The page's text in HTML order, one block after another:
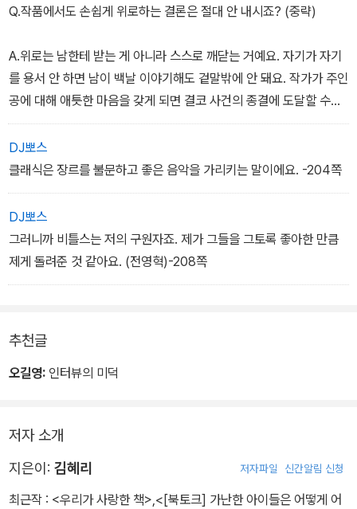
것이겠죠.-79쪽
Q.작품에서도 손쉽게 위로하는 결론은 절대 안 내시죠? (중략)
A.위로는 남한테 받는 게 아니라 스스로 깨닫는 거예요. 자기가 자기
를 용서 안 하면 남이 백날 이야기해도 겉말밖에 안 돼요. 작가가 주인
공에 대해 애틋한 마음을 갖게 되면 결코 사건의 종결에 도달할 수가
없어요. 사랑이란, 안타깝게 할 수밖에 없잖아요. (만화가 김진)-88
쪽
DJ뽀스
클래식은 장르를 불문하고 좋은 음악을 가리키는 말이에요. -204쪽
DJ뽀스
그러니까 비틀스는 저의 구원자죠. 제가 그들을 그토록 좋아한 만큼
제게 돌려준 것 같아요. (전영혁)-208쪽
추천글
오길영: 인터뷰의 미덕
저자 소개
지은이: 김혜리 저자파일 신간알림 신청
최근작 : <우리가 사랑한 책>,<[북토크] 가난한 아이들은 어떻게 어